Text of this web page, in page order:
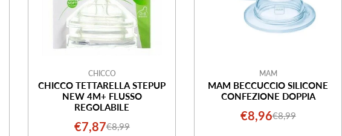
CHICCO
CHICCO TETTARELLA STEPUP
NEW 4M+ FLUSSO
REGOLABILE
Prezzo
€7,87Prezzo
€8,99
MAM
MAM BECCUCCIO SILICONE
CONFEZIONE DOPPIA
Prezzo
€8,96Prezzo
€8,99